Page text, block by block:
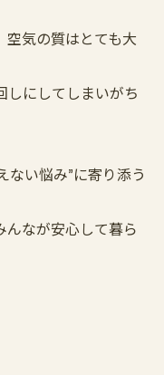
空気の質はとても大
しにしてしまいがち
ない悩み”に寄り添う
なが安心して暮ら